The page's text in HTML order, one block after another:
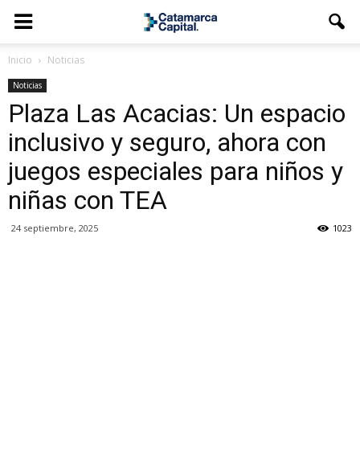
Inicio Noticias
Noticias
Plaza Las Acacias: Un espacio
inclusivo y seguro, ahora con
juegos especiales para niños y
niñas con TEA
24 septiembre, 2025 1023